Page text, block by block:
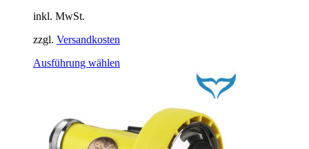
inkl. MwSt.
zzgl. Versandkosten
Ausführung wählen
Varianten
auf.
Die